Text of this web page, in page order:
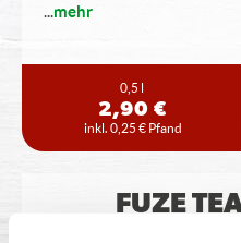
...mehr
0,5 l
2,90 €
inkl. 0,25 € Pfand
FUZE